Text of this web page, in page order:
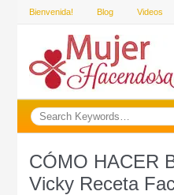
Bienvenida! Blog Videos
CÓMO HACER
Vicky Receta